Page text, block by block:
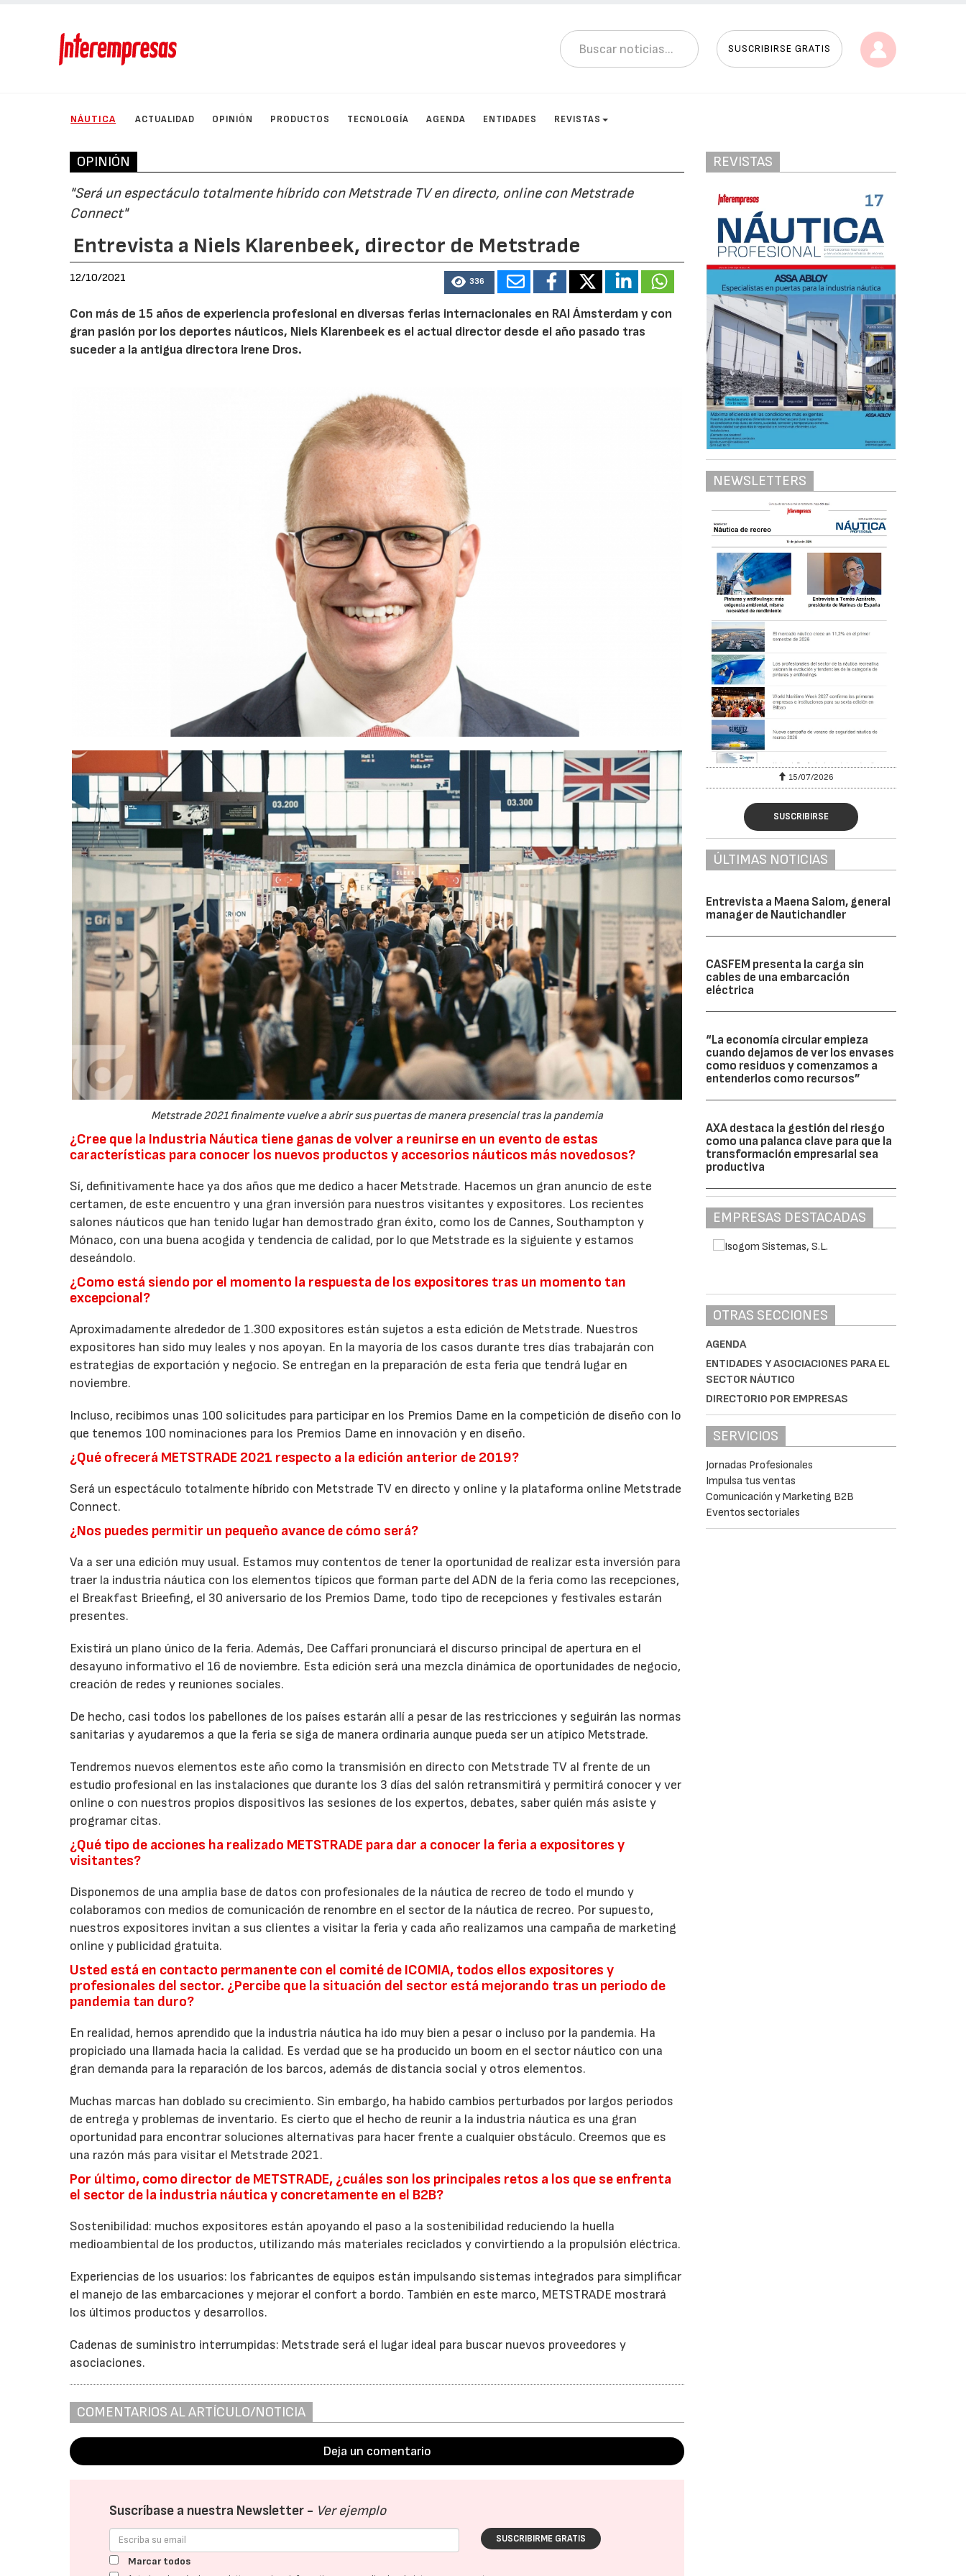
SUSCRIBIRSE GRATIS
NÁUTICA ACTUALIDAD OPINIÓN PRODUCTOS TECNOLOGÍA AGENDA ENTIDADES REVISTAS
OPINIÓN
"Será un espectáculo totalmente híbrido con Metstrade TV en directo, online con Metstrade
Connect"
Entrevista a Niels Klarenbeek, director de Metstrade
12/10/2021 336
Con más de 15 años de experiencia profesional en diversas ferias internacionales en RAI Ámsterdam y con
gran pasión por los deportes náuticos, Niels Klarenbeek es el actual director desde el año pasado tras
suceder a la antigua directora Irene Dros.
Metstrade 2021 finalmente vuelve a abrir sus puertas de manera presencial tras la pandemia
¿Cree que la Industria Náutica tiene ganas de volver a reunirse en un evento de estas
características para conocer los nuevos productos y accesorios náuticos más novedosos?
Sí, definitivamente hace ya dos años que me dedico a hacer Metstrade. Hacemos un gran anuncio de este
certamen, de este encuentro y una gran inversión para nuestros visitantes y expositores. Los recientes
salones náuticos que han tenido lugar han demostrado gran éxito, como los de Cannes, Southampton y
Mónaco, con una buena acogida y tendencia de calidad, por lo que Metstrade es la siguiente y estamos
deseándolo.
¿Como está siendo por el momento la respuesta de los expositores tras un momento tan
excepcional?
Aproximadamente alrededor de 1.300 expositores están sujetos a esta edición de Metstrade. Nuestros
expositores han sido muy leales y nos apoyan. En la mayoría de los casos durante tres días trabajarán con
estrategias de exportación y negocio. Se entregan en la preparación de esta feria que tendrá lugar en
noviembre.
Incluso, recibimos unas 100 solicitudes para participar en los Premios Dame en la competición de diseño con lo
que tenemos 100 nominaciones para los Premios Dame en innovación y en diseño.
¿Qué ofrecerá METSTRADE 2021 respecto a la edición anterior de 2019?
Será un espectáculo totalmente híbrido con Metstrade TV en directo y online y la plataforma online Metstrade
Connect.
¿Nos puedes permitir un pequeño avance de cómo será?
Va a ser una edición muy usual. Estamos muy contentos de tener la oportunidad de realizar esta inversión para
traer la industria náutica con los elementos típicos que forman parte del ADN de la feria como las recepciones,
el Breakfast Brieefing, el 30 aniversario de los Premios Dame, todo tipo de recepciones y festivales estarán
presentes.
Existirá un plano único de la feria. Además, Dee Caffari pronunciará el discurso principal de apertura en el
desayuno informativo el 16 de noviembre. Esta edición será una mezcla dinámica de oportunidades de negocio,
creación de redes y reuniones sociales.
De hecho, casi todos los pabellones de los países estarán allí a pesar de las restricciones y seguirán las normas
sanitarias y ayudaremos a que la feria se siga de manera ordinaria aunque pueda ser un atípico Metstrade.
Tendremos nuevos elementos este año como la transmisión en directo con Metstrade TV al frente de un
estudio profesional en las instalaciones que durante los 3 días del salón retransmitirá y permitirá conocer y ver
online o con nuestros propios dispositivos las sesiones de los expertos, debates, saber quién más asiste y
programar citas.
¿Qué tipo de acciones ha realizado METSTRADE para dar a conocer la feria a expositores y
visitantes?
Disponemos de una amplia base de datos con profesionales de la náutica de recreo de todo el mundo y
colaboramos con medios de comunicación de renombre en el sector de la náutica de recreo. Por supuesto,
nuestros expositores invitan a sus clientes a visitar la feria y cada año realizamos una campaña de marketing
online y publicidad gratuita.
Usted está en contacto permanente con el comité de ICOMIA, todos ellos expositores y
profesionales del sector. ¿Percibe que la situación del sector está mejorando tras un periodo de
pandemia tan duro?
En realidad, hemos aprendido que la industria náutica ha ido muy bien a pesar o incluso por la pandemia. Ha
propiciado una llamada hacia la calidad. Es verdad que se ha producido un boom en el sector náutico con una
gran demanda para la reparación de los barcos, además de distancia social y otros elementos.
Muchas marcas han doblado su crecimiento. Sin embargo, ha habido cambios perturbados por largos periodos
de entrega y problemas de inventario. Es cierto que el hecho de reunir a la industria náutica es una gran
oportunidad para encontrar soluciones alternativas para hacer frente a cualquier obstáculo. Creemos que es
una razón más para visitar el Metstrade 2021.
Por último, como director de METSTRADE, ¿cuáles son los principales retos a los que se enfrenta
el sector de la industria náutica y concretamente en el B2B?
Sostenibilidad: muchos expositores están apoyando el paso a la sostenibilidad reduciendo la huella
medioambiental de los productos, utilizando más materiales reciclados y convirtiendo a la propulsión eléctrica.
Experiencias de los usuarios: los fabricantes de equipos están impulsando sistemas integrados para simplificar
el manejo de las embarcaciones y mejorar el confort a bordo. También en este marco, METSTRADE mostrará
los últimos productos y desarrollos.
Cadenas de suministro interrumpidas: Metstrade será el lugar ideal para buscar nuevos proveedores y
asociaciones.
COMENTARIOS AL ARTÍCULO/NOTICIA
Deja un comentario
Suscríbase a nuestra Newsletter - Ver ejemplo
SUSCRIBIRME GRATIS
Marcar todos
REVISTAS
NEWSLETTERS
15/07/2026 29/07/2026 15/07/2026
SUSCRIBIRSE
ÚLTIMAS NOTICIAS
Entrevista a Maena Salom, general
manager de Nautichandler
CASFEM presenta la carga sin
cables de una embarcación
eléctrica
“La economía circular empieza
cuando dejamos de ver los envases
como residuos y comenzamos a
entenderlos como recursos”
AXA destaca la gestión del riesgo
como una palanca clave para que la
transformación empresarial sea
productiva
EMPRESAS DESTACADAS
OTRAS SECCIONES
AGENDA
ENTIDADES Y ASOCIACIONES PARA EL
SECTOR NÁUTICO
DIRECTORIO POR EMPRESAS
SERVICIOS
Jornadas Profesionales
Impulsa tus ventas
Comunicación y Marketing B2B
Eventos sectoriales